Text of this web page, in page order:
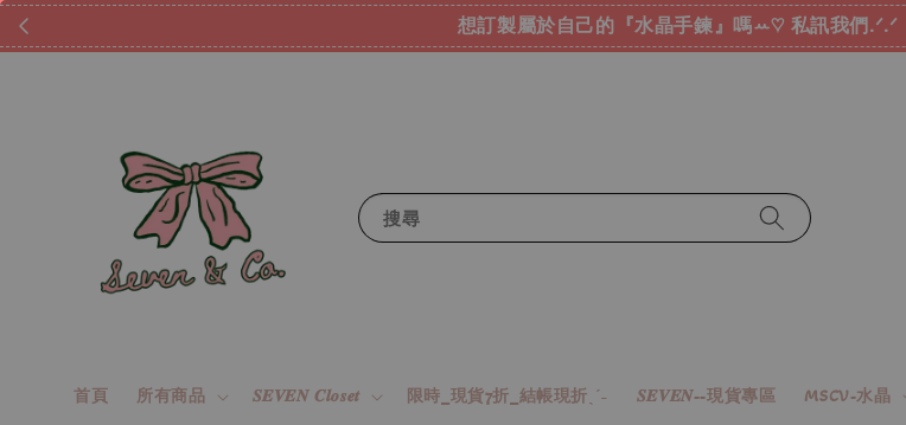
想訂製屬於自己的『水晶手鍊』嗎ꕀ♡ 私訊我們.ᐟ.ᐟ
搜尋
首頁 所有商品 𝑺𝑬𝑽𝑬𝑵 𝑪𝒍𝒐𝒔𝒆𝒕 限時_現貨7折_結帳現折ˎˊ˗ 𝑺𝑬𝑽𝑬𝑵--現貨專區 MSCV-水晶